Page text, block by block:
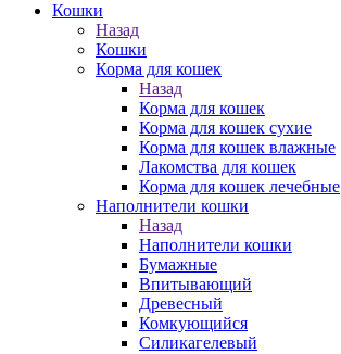
Кошки
Назад
Кошки
Корма для кошек
Назад
Корма для кошек
Корма для кошек сухие
Корма для кошек влажные
Лакомства для кошек
Корма для кошек лечебные
Наполнители кошки
Назад
Наполнители кошки
Бумажные
Впитывающий
Древесный
Комкующийся
Силикагелевый